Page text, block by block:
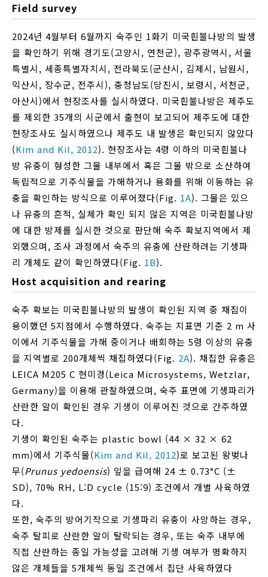
Field survey
2024년 4월부터 6월까지 숙주인 1화기 미국흰불나방의 발생
을 확인하기 위해 경기도(고양시, 연천군), 광주광역시, 서울
특별시, 세종특별자치시, 전라북도(군산시, 김제시, 남원시,
익산시, 장수군, 전주시), 충청남도(당진시, 보령시, 서천군,
아산시)에서 현장조사를 실시하였다. 미국흰불나방은 제주도
를 제외한 35개의 시군에서 출현이 보고되어 제주도에 대한
현장조사도 실시하였으나 제주도 내 발생은 확인되지 않았다
(Kim and Kil, 2012). 현장조사는 4령 이하의 미국흰불나
방 유충이 형성한 그물 내부에서 혹은 그물 밖으로 소산하여
독립적으로 기주식물을 가해하거나 용화를 위해 이동하는 유
충을 확인하는 방식으로 이루어졌다(Fig. 1A). 그물은 있으
나 유충의 흔적, 실체가 확인 되지 않은 지역은 미국흰불나방
에 대한 방제를 실시한 것으로 판단해 숙주 확보지역에서 제
외했으며, 조사 과정에서 숙주의 유충에 산란하려는 기생파
리 개체도 같이 확인하였다(Fig. 1B).
Host acquisition and rearing
숙주 확보는 미국흰불나방의 발생이 확인된 지역 중 채집이
용이했던 5지점에서 수행하였다. 숙주는 지표면 기준 2 m 사
이에서 기주식물을 가해 중이거나 배회하는 5령 이상의 유충
을 지역별로 200개체씩 채집하였다(Fig. 2A). 채집한 유충은
LEICA M205 C 현미경(Leica Microsystems, Wetzlar,
Germany)을 이용해 관찰하였으며, 숙주 표면에 기생파리가
산란한 알이 확인된 경우 기생이 이루어진 것으로 간주하였
다.
기생이 확인된 숙주는 plastic bowl (44 × 32 × 62
mm)에서 기주식물(Kim and Kil, 2012)로 보고된 왕벚나
무(Prunus yedoensis) 잎을 급여해 24 ± 0.73°C (±
SD), 70% RH, L:D cycle (15:9) 조건에서 개별 사육하였
다.
또한, 숙주의 방어기작으로 기생파리 유충이 사망하는 경우,
숙주 탈피로 산란한 알이 탈락되는 경우, 또는 숙주 내부에
직접 산란하는 종일 가능성을 고려해 기생 여부가 명확하지
않은 개체들을 5개체씩 동일 조건에서 집단 사육하였다